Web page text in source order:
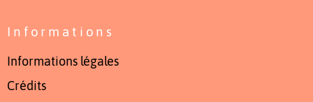
Informations
Informations légales
Crédits